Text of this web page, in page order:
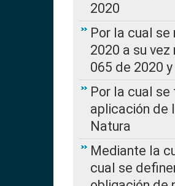
2020
Por la cual se
2020 a su
065 de 2020
Por la cual
aplicación de
Natura
Mediante la
cual se